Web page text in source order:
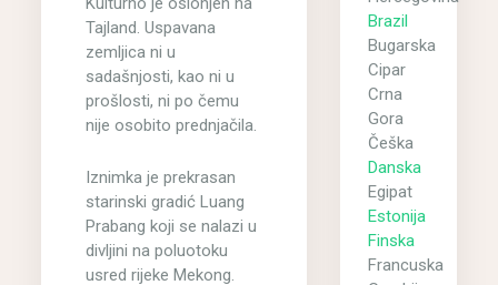
Tajland. Uspavana
zemljica ni u
sadašnjosti, kao ni u
prošlosti, ni po čemu
nije osobito prednjačila.
Iznimka je prekrasan
starinski gradić Luang
Prabang koji se nalazi u
divljini na poluotoku
usred rijeke Mekong.
Brazil
Bugarska
Cipar
Crna
Gora
Češka
Danska
Egipat
Estonija
Finska
Francuska